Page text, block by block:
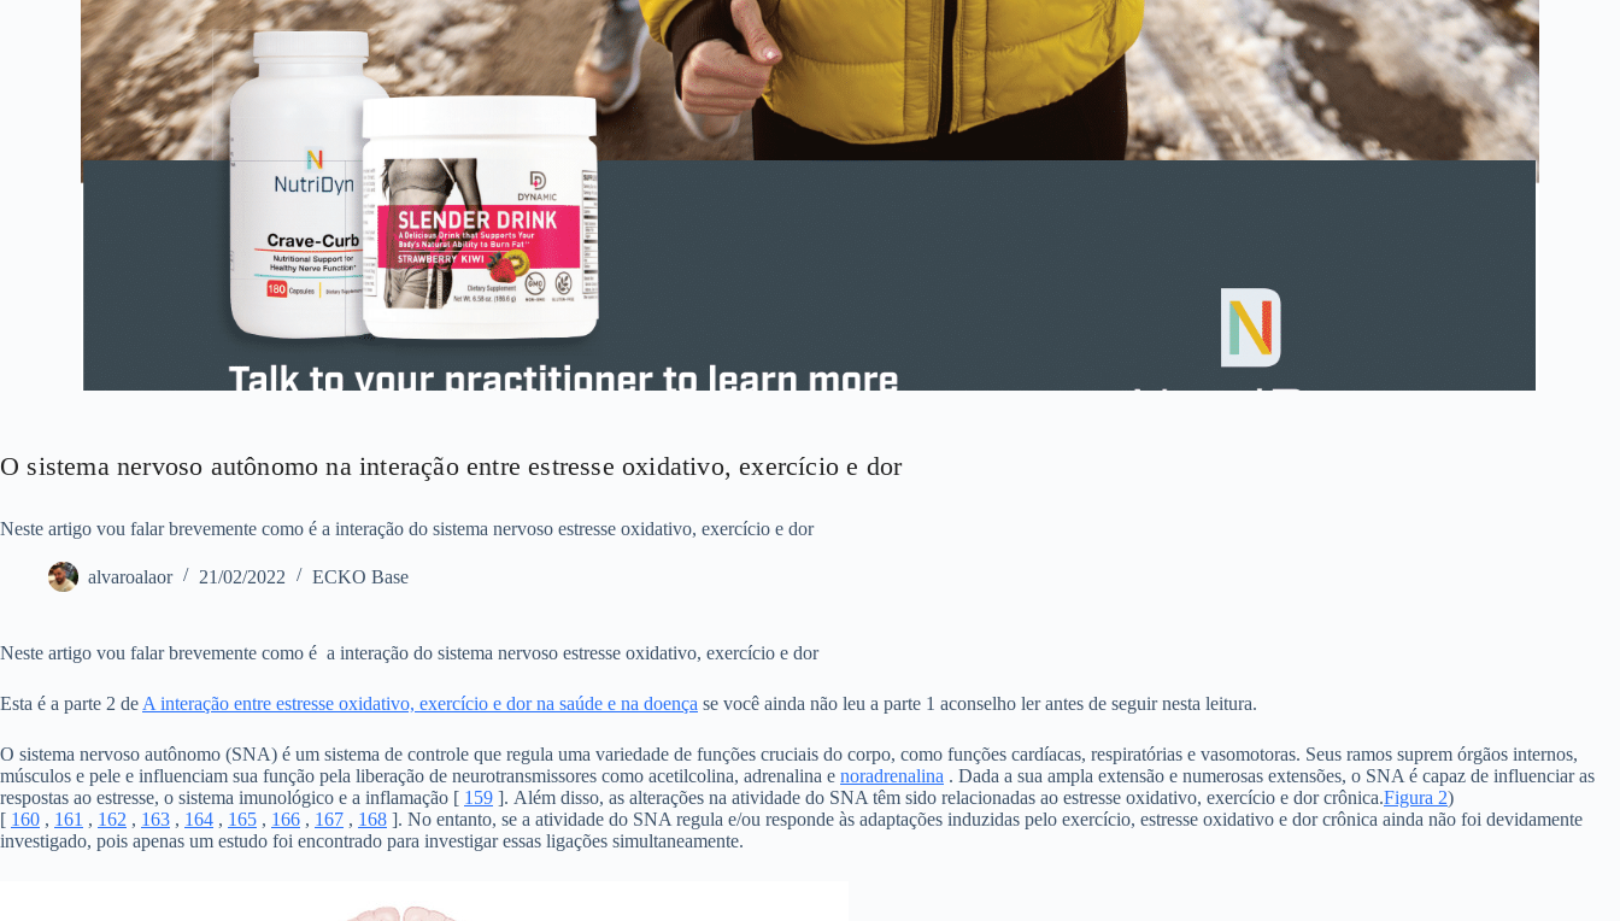
O sistema nervoso autônomo na interação entre estresse oxidativo, exercício e dor
Neste artigo vou falar brevemente como é a interação do sistema nervoso estresse oxidativo, exercício e dor
alvaroalaor 21/02/2022 ECKO Base
Neste artigo vou falar brevemente como é a interação do sistema nervoso estresse oxidativo, exercício e dor
Esta é a parte 2 de A interação entre estresse oxidativo, exercício e dor na saúde e na doença se você ainda não leu a parte 1 aconselho ler antes de seguir nesta leitura.
O sistema nervoso autônomo (SNA) é um sistema de controle que regula uma variedade de funções cruciais do corpo, como funções cardíacas, respiratórias e vasomotoras. Seus ramos suprem órgãos internos,
músculos e pele e influenciam sua função pela liberação de neurotransmissores como acetilcolina, adrenalina e noradrenalina . Dada a sua ampla extensão e numerosas extensões, o SNA é capaz de influenciar as
respostas ao estresse, o sistema imunológico e a inflamação [ 159 ]. Além disso, as alterações na atividade do SNA têm sido relacionadas ao estresse oxidativo, exercício e dor crônica.Figura 2)
[ 160 , 161 , 162 , 163 , 164 , 165 , 166 , 167 , 168 ]. No entanto, se a atividade do SNA regula e/ou responde às adaptações induzidas pelo exercício, estresse oxidativo e dor crônica ainda não foi devidamente
investigado, pois apenas um estudo foi encontrado para investigar essas ligações simultaneamente.